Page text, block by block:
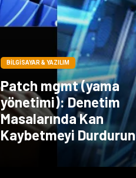
BILGISAYAR & YAZILIM
Patch mgmt (yama
yönetimi): Denetim
Masalarında Kan
Kaybetmeyi Durdurun